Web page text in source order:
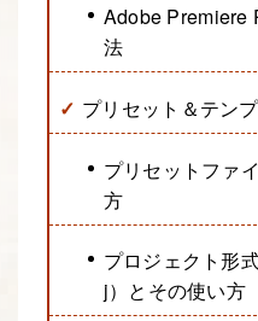
Adobe Premiere
法
プリセット＆テン
プリセットファ
方
プロジェクト形
j）とその使い方